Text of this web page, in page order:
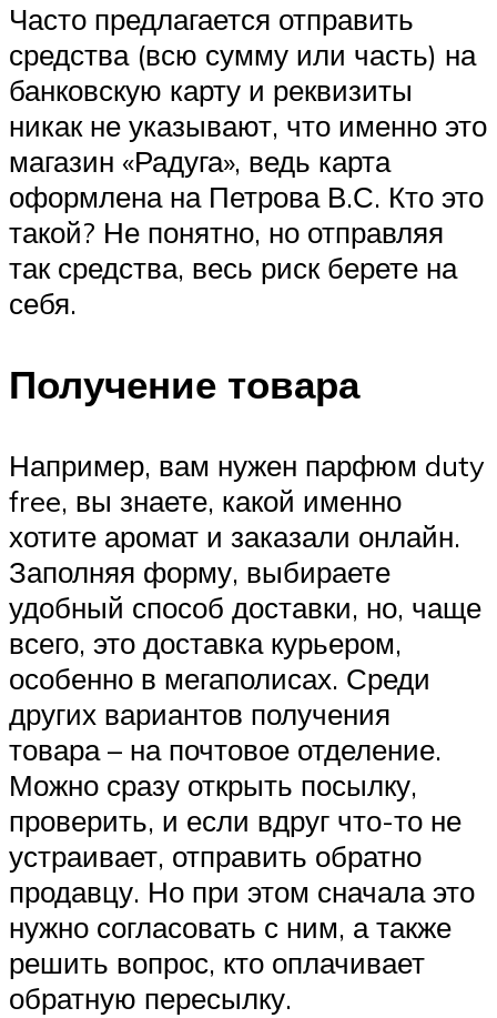
Часто предлагается отправить
средства (всю сумму или часть) на
банковскую карту и реквизиты
никак не указывают, что именно это
магазин «Радуга», ведь карта
оформлена на Петрова В.С. Кто это
такой? Не понятно, но отправляя
так средства, весь риск берете на
себя.
Получение товара
Например, вам нужен парфюм duty
free, вы знаете, какой именно
хотите аромат и заказали онлайн.
Заполняя форму, выбираете
удобный способ доставки, но, чаще
всего, это доставка курьером,
особенно в мегаполисах. Среди
других вариантов получения
товара – на почтовое отделение.
Можно сразу открыть посылку,
проверить, и если вдруг что-то не
устраивает, отправить обратно
продавцу. Но при этом сначала это
нужно согласовать с ним, а также
решить вопрос, кто оплачивает
обратную пересылку.